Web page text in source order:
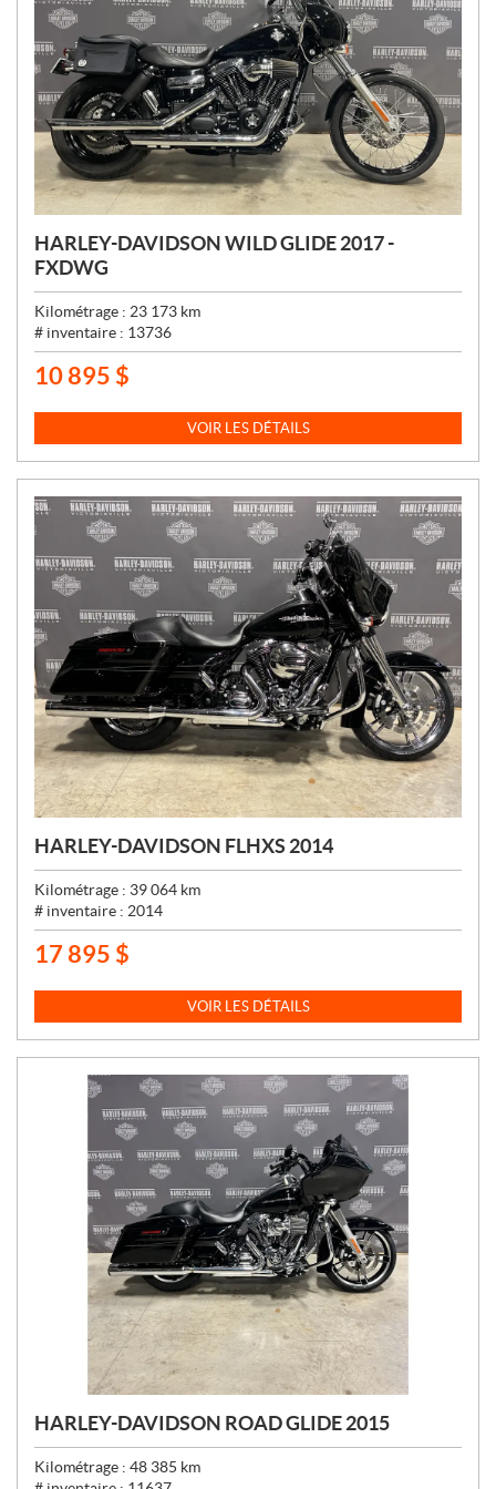
HARLEY-DAVIDSON WILD GLIDE 2017 -
FXDWG
Kilométrage : 23 173 km
# inventaire : 13736
P
X
:
10 895 $
VOIR LES DÉTAILS
HARLEY-DAVIDSON FLHXS 2014
Kilométrage : 39 064 km
# inventaire : 2014
P
X
17 895 $
VOIR LES DÉTAILS
HARLEY-DAVIDSON ROAD GLIDE 2015
Kilométrage : 48 385 km